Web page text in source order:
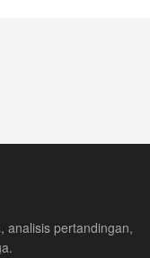
analisis pertandingan,